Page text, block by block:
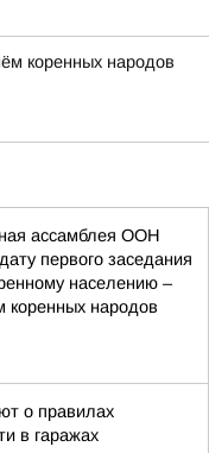
коренных народов
ассамблея ООН
первого заседания
населению –
народов
о правилах
в гаражах